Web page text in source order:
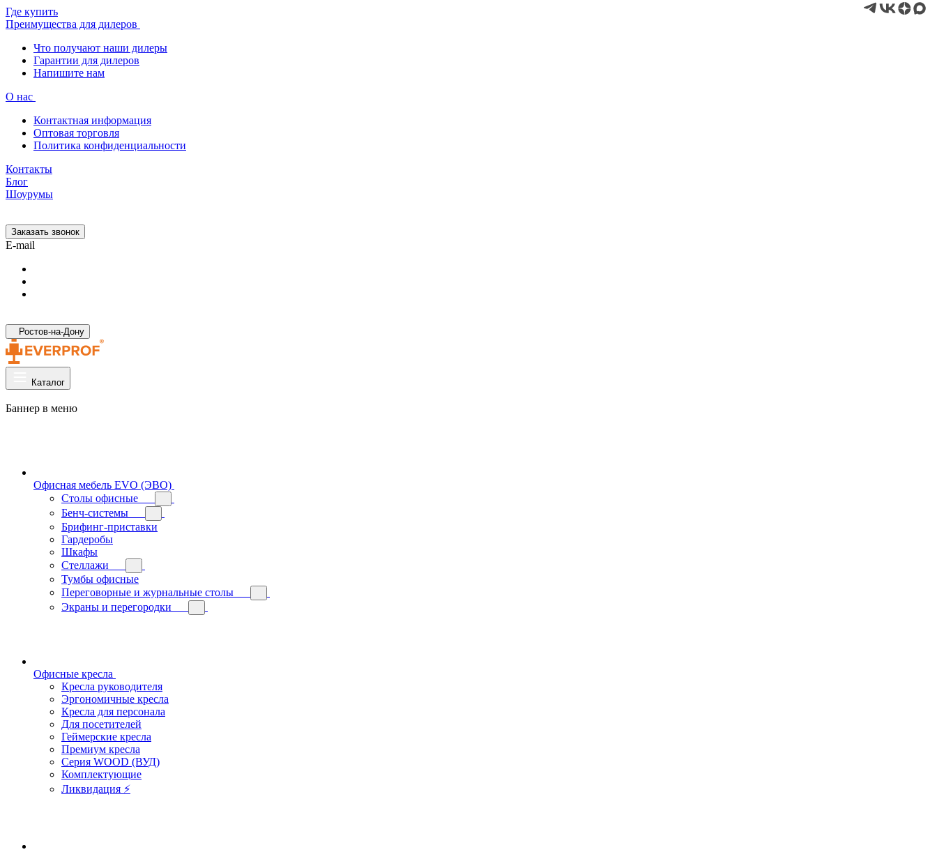
Где купить
Преимущества для дилеров
Что получают наши дилеры
Гарантии для дилеров
Напишите нам
О нас
Контактная информация
Оптовая торговля
Политика конфиденциальности
Контакты
Блог
Шоурумы
Заказать звонок
E-mail
Ростов-на-Дону
Каталог
Баннер в меню
Офисная мебель EVO (ЭВО)
Cтолы офисные
Бенч-системы
Брифинг-приставки
Гардеробы
Шкафы
Стеллажи
Тумбы офисные
Переговорные и журнальные столы
Экраны и перегородки
Офисные кресла
Кресла руководителя
Эргономичные кресла
Кресла для персонала
Для посетителей
Геймерские кресла
Премиум кресла
Серия WOOD (ВУД)
Комплектующие
Ликвидация ⚡